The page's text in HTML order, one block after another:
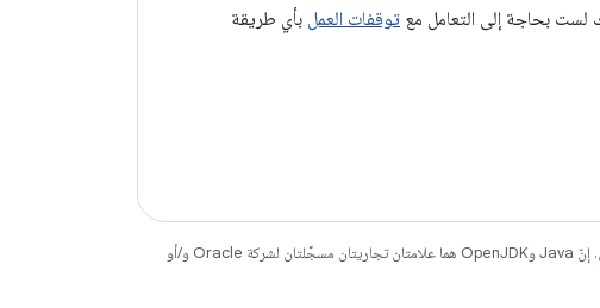
لست بحاجة إلى التعامل مع توقفات العمل بأي طريقة
. إنّ Java وOpenJDK هما علامتان تجاريتان مسجَّلتان لشركة Oracle و/أو